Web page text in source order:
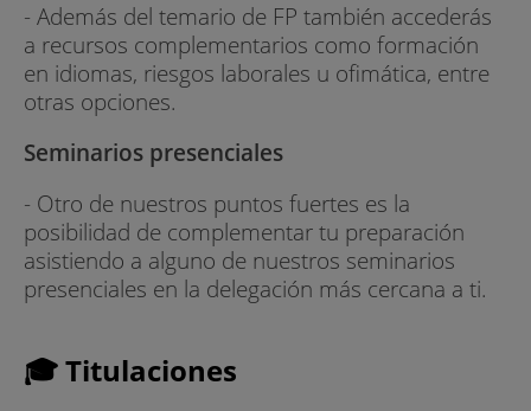
- Además del temario de FP también accederás
a recursos complementarios como formación
en idiomas, riesgos laborales u ofimática, entre
otras opciones.
Seminarios presenciales
- Otro de nuestros puntos fuertes es la
posibilidad de complementar tu preparación
asistiendo a alguno de nuestros seminarios
presenciales en la delegación más cercana a ti.
🎓 Titulaciones